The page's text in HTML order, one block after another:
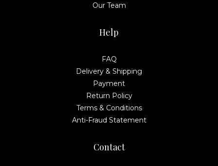
Our Team
Help
FAQ
Delivery & Shipping
Payment
Return Policy
Terms & Conditions
Anti-Fraud Statement
Contact